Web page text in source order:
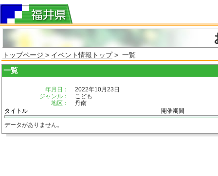
トップページ > イベント情報トップ> 一覧
一覧
年月日：
2022年10月23日
ジャンル：
こども
地区：
丹南
タイトル
開催期間
データがありません。